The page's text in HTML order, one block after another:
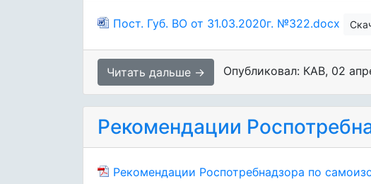
Пост. Губ. ВО от 31.03.2020г. №322.docx
Читать дальше → Опубликовал: КАВ, 02
Рекомендации
Рекомендации Роспотребнадзора по